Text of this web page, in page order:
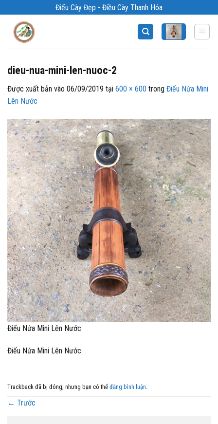
qua
Điếu Cày Đẹp - Điều Cày Thanh Hóa
dieu-nua-mini-len-nuoc-2
Được xuất bản vào 06/09/2019 tại 600 × 600 trong Điếu Nứa Mini
Lên Nước
Điếu Nứa Mini Lên Nước
Điếu Nứa Mini Lên Nước
Trackback đã bị đóng, nhưng bạn có thể đăng bình luận.
← Trước